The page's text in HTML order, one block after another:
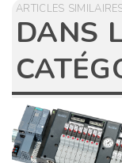
ARTICLES
DANS